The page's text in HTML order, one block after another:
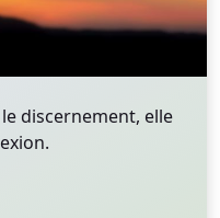
discernement, elle